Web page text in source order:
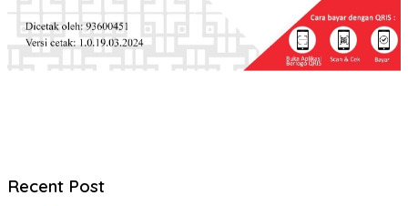
Recent Post